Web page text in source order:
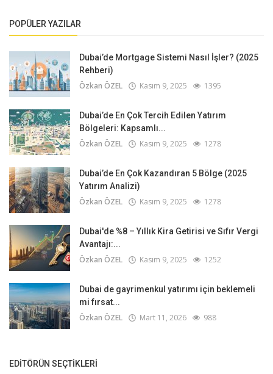
POPÜLER YAZILAR
Dubai’de Mortgage Sistemi Nasıl İşler? (2025
Rehberi)
Özkan ÖZEL Kasım 9, 2025 1395
Dubai’de En Çok Tercih Edilen Yatırım
Bölgeleri: Kapsamlı...
Özkan ÖZEL Kasım 9, 2025 1278
Dubai’de En Çok Kazandıran 5 Bölge (2025
Yatırım Analizi)
Özkan ÖZEL Kasım 9, 2025 1278
Dubai'de %8 – Yıllık Kira Getirisi ve Sıfır Vergi
Avantajı:...
Özkan ÖZEL Kasım 9, 2025 1252
Dubai de gayrimenkul yatırımı için beklemeli
mi fırsat...
Özkan ÖZEL Mart 11, 2026 988
EDITÖRÜN SEÇTIKLERI